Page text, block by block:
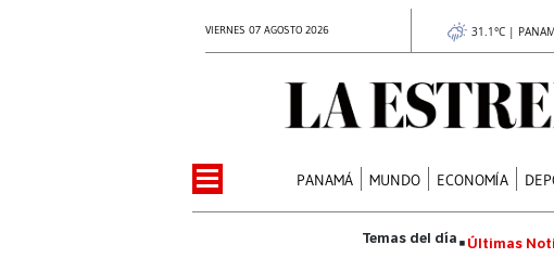
VIERNES 07 AGOSTO 2026 31.1°C |
PANAMÁ MUNDO ECONOMÍA
Últimas